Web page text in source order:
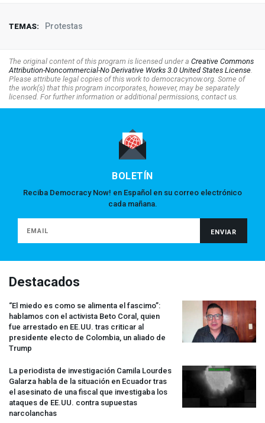
TEMAS: Protestas
The original content of this program is licensed under a Creative Commons
Attribution-Noncommercial-No Derivative Works 3.0 United States License.
Please attribute legal copies of this work to democracynow.org. Some of
the work(s) that this program incorporates, however, may be separately
licensed. For further information or additional permissions, contact us.
BOLETÍN
Reciba Democracy Now! en Español en su correo electrónico
cada mañana.
Destacados
“El miedo es como se alimenta el fascimo”:
hablamos con el activista Beto Coral, quien
fue arrestado en EE.UU. tras criticar al
presidente electo de Colombia, un aliado de
Trump
La periodista de investigación Camila Lourdes
Galarza habla de la situación en Ecuador tras
el asesinato de una fiscal que investigaba los
ataques de EE.UU. contra supuestas
narcolanchas